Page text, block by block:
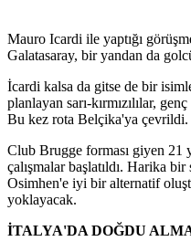
Mauro Icardi ile yaptığı
Galatasaray, bir yandan da
İcardi kalsa da gitse de bir
planlayan sarı-kırmızılılar,
Bu kez rota Belçika'ya çevrildi.
Club Brugge forması giyen 21
çalışmalar başlatıldı. Harika
Osimhen'e iyi bir alternatif
yoklayacak.
İTALYA'DA DOĞDU